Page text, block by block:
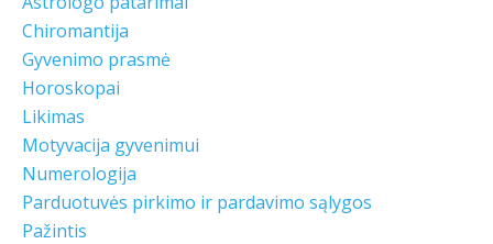
Chiromantija
Gyvenimo prasmė
Horoskopai
Likimas
Motyvacija gyvenimui
Numerologija
Parduotuvės pirkimo ir pardavimo sąlygos
Pažintis